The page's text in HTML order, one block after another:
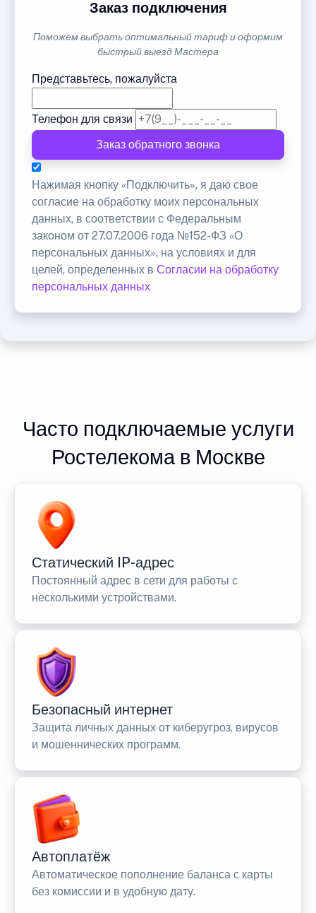
Заказ подключения
Поможем выбрать оптимальный тариф и оформим
быстрый выезд Мастера
Представьтесь, пожалуйста
Телефон для связи
Заказ обратного звонка
Нажимая кнопку «Подключить», я даю свое
согласие на обработку моих персональных
данных, в соответствии с Федеральным
законом от 27.07.2006 года №152-ФЗ «О
персональных данных», на условиях и для
целей, определенных в Согласии на обработку
персональных данных
Часто подключаемые услуги
Ростелекома в Москве
Статический IP-адрес
Постоянный адрес в сети для работы с
несколькими устройствами.
Безопасный интернет
Защита личных данных от киберугроз, вирусов
и мошеннических программ.
Автоплатёж
Автоматическое пополнение баланса с карты
без комиссии и в удобную дату.